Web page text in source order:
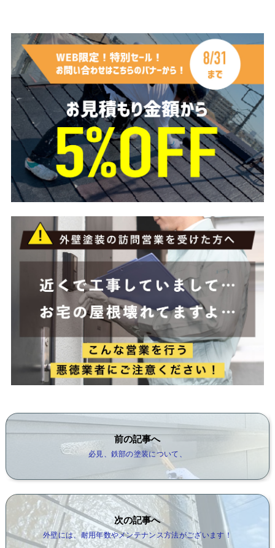
前の記事へ
必見、鉄部の塗装について、
次の記事へ
外壁には、耐用年数やメンテナンス方法がございます！